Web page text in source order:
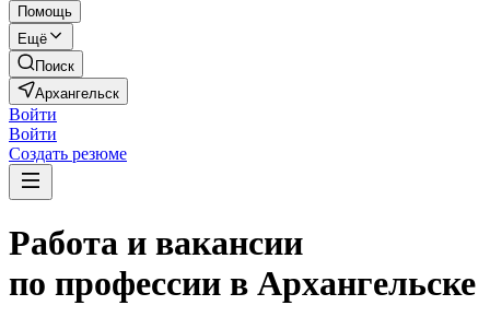
Помощь
Ещё
Поиск
Архангельск
Войти
Войти
Создать резюме
Работа и вакансии
по профессии в Архангельске